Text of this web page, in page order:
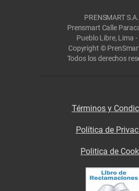
PRENSMART
Prensmart Calle
Pueblo Libre, Lima -
Copyright ©
Todos los derechos
Términos y
Política de
Politica de